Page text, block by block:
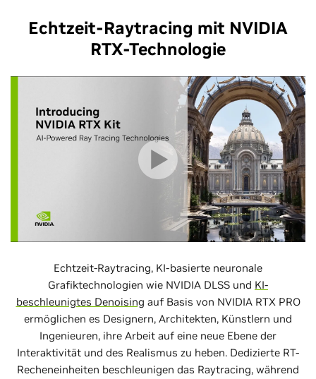
Echtzeit-Raytracing mit NVIDIA
RTX-Technologie
Echtzeit-Raytracing, KI-basierte neuronale
Grafiktechnologien wie NVIDIA DLSS und KI-
beschleunigtes Denoising auf Basis von NVIDIA RTX PRO
ermöglichen es Designern, Architekten, Künstlern und
Ingenieuren, ihre Arbeit auf eine neue Ebene der
Interaktivität und des Realismus zu heben. Dedizierte RT-
Recheneinheiten beschleunigen das Raytracing, während